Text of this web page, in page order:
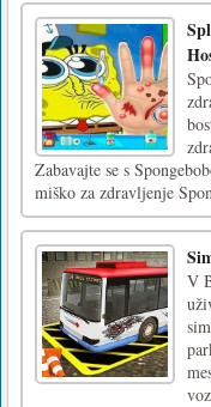
Zabavajte se s
miško za zdravljenje
V